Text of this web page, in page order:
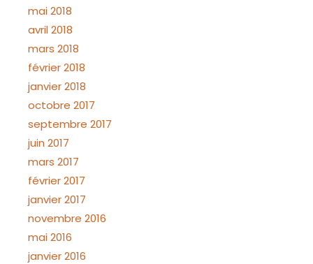
mai 2018
avril 2018
mars 2018
février 2018
janvier 2018
octobre 2017
septembre 2017
juin 2017
mars 2017
février 2017
janvier 2017
novembre 2016
mai 2016
janvier 2016